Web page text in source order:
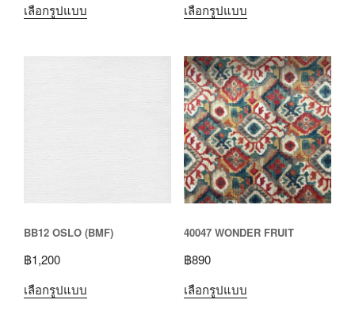
เลือกรูปแบบ
เลือกรูปแบบ
BB12 OSLO (BMF)
฿1,200
เลือกรูปแบบ
40047 WONDER FRUIT
฿890
เลือกรูปแบบ